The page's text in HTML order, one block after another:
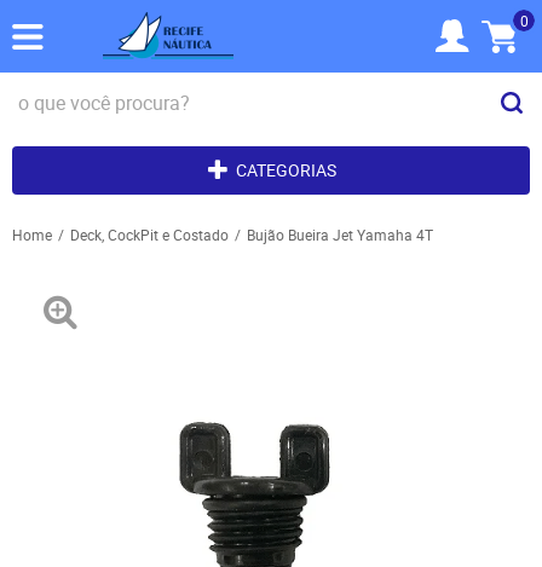
0
CATEGORIAS
Home Deck, CockPit e Costado Bujão Bueira Jet Yamaha 4T